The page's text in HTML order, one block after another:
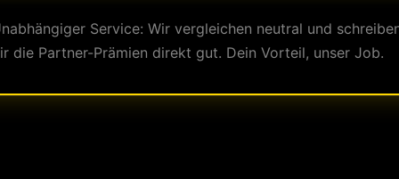
Service: Wir vergleichen neutral und
die Partner-Prämien direkt gut. Dein Vorteil, unser Job.